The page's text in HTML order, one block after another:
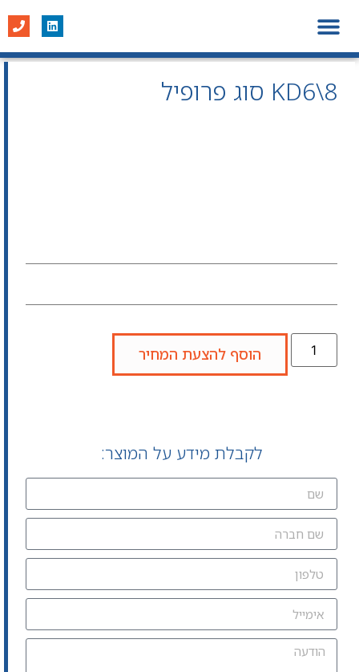
KD6\8 סוג פרופיל
הוסף להצעת המחיר
לקבלת מידע על המוצר: